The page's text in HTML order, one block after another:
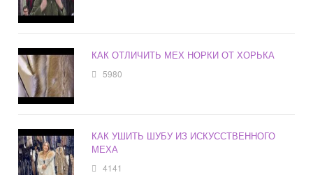
КАК ОТЛИЧИТЬ МЕХ НОРКИ ОТ ХОРЬКА
5980
КАК УШИТЬ ШУБУ ИЗ ИСКУССТВЕННОГО
МЕХА
4141